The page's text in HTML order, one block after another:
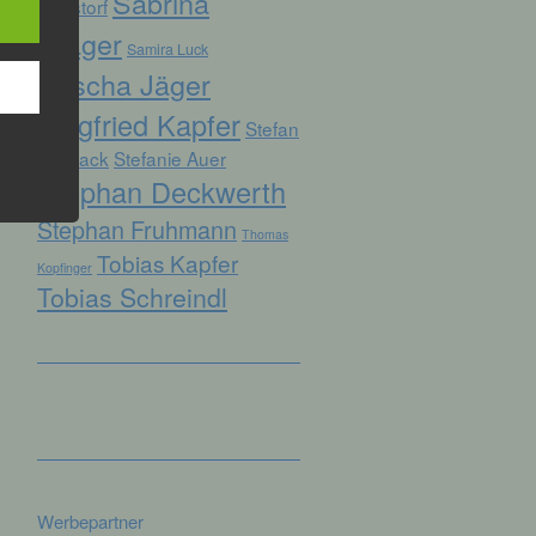
Ruhstorf
Prager Samira Luck
Sascha Jäger
Siegfried Kapfer Stefan
Biersack Stefanie Auer
Stephan Deckwerth
Stephan Fruhmann Thomas
Kopfinger Tobias Kapfer
Tobias Schreindl
Werbepartner